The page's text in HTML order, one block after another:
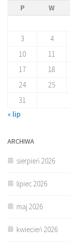
P
W
3
4
10
11
17
18
24
25
31
« lip
ARCHIWA
sierpień 2026
lipiec 2026
maj 2026
kwiecień 2026